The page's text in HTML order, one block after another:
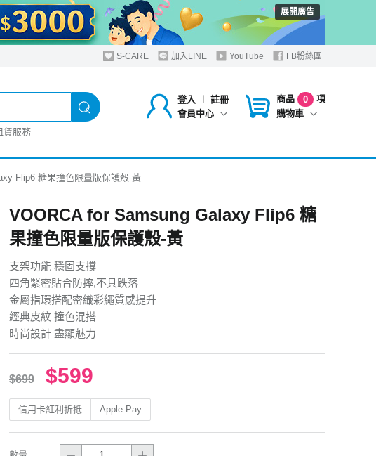
展開廣告
S-CARE 加入LINE YouTube FB粉絲團
登入 ︱
註冊
會員中心
商品 0
項
購物車
賃服務
Flip6 糖果撞色限量版保護殼-黃
VOORCA for Samsung Galaxy Flip6 糖
果撞色限量版保護殼-黃
支架功能 穩固支撐
四角緊密貼合防摔,不具跌落
金屬指環搭配密織彩繩質感提升
經典皮紋 撞色混搭
時尚設計 盡顯魅力
$699 $599
信用卡紅利折抵 Apple Pay